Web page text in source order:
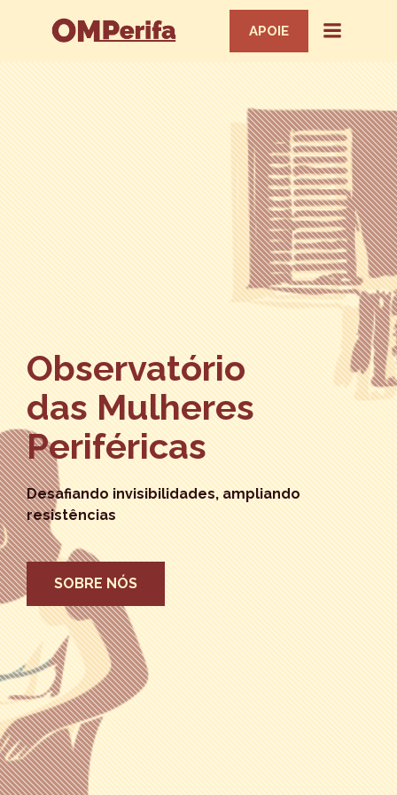
APOIE
Observatório
das Mulheres
Periféricas
Desafiando invisibilidades, ampliando
resistências
SOBRE NÓS